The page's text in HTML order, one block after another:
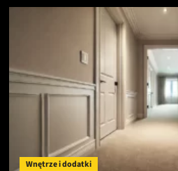
o
Automatyczne
systemy
idealne
rozwiązanie
dla
ogrodu
Wnętrze i dodatki